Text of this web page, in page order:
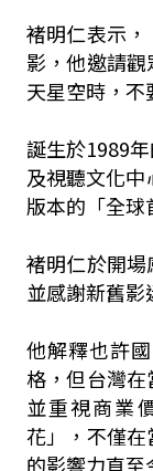
褚明仁表示
影，他邀請
天星空時，不
誕生於1989
及視聽文化
版本的「全球
褚明仁於開場
並感謝新舊影
他解釋也許
格，但台灣
並重視商業
花」，不僅
的影響力直至